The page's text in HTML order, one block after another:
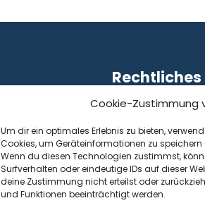
Cookie-Zustimmung
Um dir ein optimales Erlebnis zu bieten,
Cookies, um Geräteinformationen zu
Wenn du diesen Technologien zustimmst,
Surfverhalten oder eindeutige IDs auf dieser
deine Zustimmung nicht erteilst oder
und Funktionen beeinträchtigt werden.
Rechtliches
Impressum
Cookie-Richtlinie